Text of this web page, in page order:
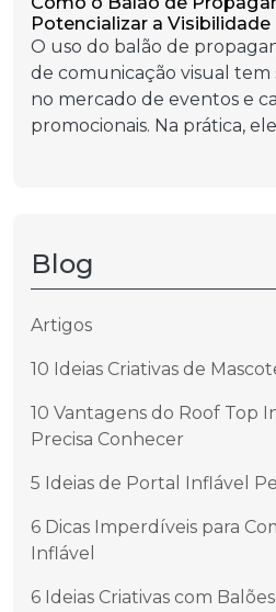
Potencializar a Visibilidade
O uso do balão de
de comunicação visual
no mercado de eventos e
promocionais. Na prática,
Blog
Artigos
10 Ideias Criativas de
10 Vantagens do Roof Top
Precisa Conhecer
5 Ideias de Portal Inflável
6 Dicas Imperdíveis para
Inflável
6 Ideias Criativas com